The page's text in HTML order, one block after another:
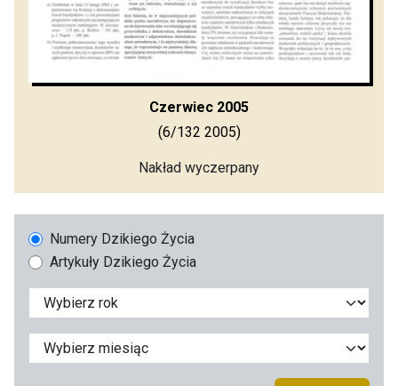
Czerwiec 2005
(6/132 2005)
Nakład wyczerpany
Numery Dzikiego Życia
Artykuły Dzikiego Życia